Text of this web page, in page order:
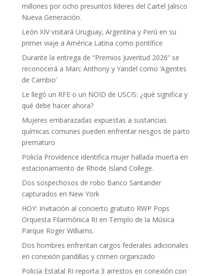
millones por ocho presuntos líderes del Cartel Jalisco
Nueva Generación.
León XIV visitará Uruguay, Argentina y Perú en su
primer viaje a América Latina como pontífice
Durante la entrega de “Premios Juventud 2026” se
reconocerá a Marc Anthony y Yandel como ‘Agentes
de Cambio’
Le llegó un RFE o un NOID de USCIS: ¿qué significa y
qué debe hacer ahora?
Mujeres embarazadas expuestas a sustancias
químicas comunes pueden enfrentar riesgos de parto
prematuro
Policía Providence identifica mujer hallada muerta en
estacionamiento de Rhode Island College.
Dos sospechosos de robo Banco Santander
capturados en New York
HOY: Invitación al concierto gratuito RWP Pops
Orquesta Filarmónica RI en Templo de la Música
Parque Roger Williams.
Dos hombres enfrentan cargos federales adicionales
en conexión pandillas y crimen organizado
Policía Estatal RI reporta 3 arrestos en conexión con